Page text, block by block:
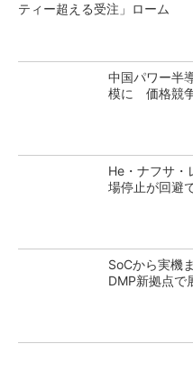
ティー超える受注」ローム
中国パワー半
模に 価格競
He・ナフサ
場停止が回避
SoCから実機
DMP新拠点で